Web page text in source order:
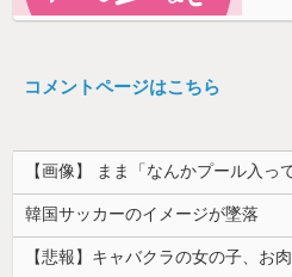
コメントページはこちら
韓国サッカーのイメージが墜落